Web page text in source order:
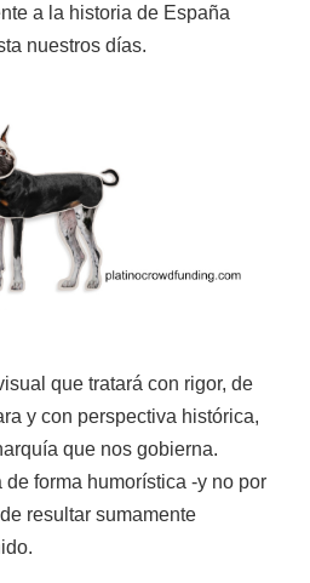
a la historia de España
nuestros días.
que tratará con rigor, de
y con perspectiva histórica,
que nos gobierna.
de forma humorística -y no por
resultar sumamente